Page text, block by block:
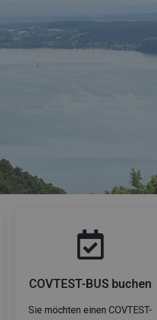
COVTEST-BUS buchen
Sie möchten einen COVTEST-